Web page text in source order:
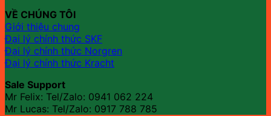
VỀ CHÚNG TÔI
Giới thiệu chung
Đại lý chính thức SKF
Đại lý chính thức Norgren
Đại lý chính thức Kracht
Sale Support
Mr Felix: Tel/Zalo: 0941 062 224
Mr Lucas: Tel/Zalo: 0917 788 785